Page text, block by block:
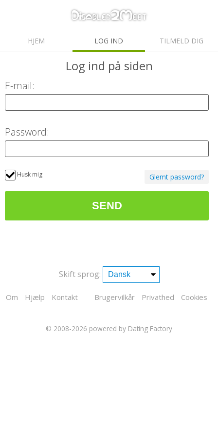
HJEM LOG IND TILMELD DIG
Log ind på siden
E-mail:
Password:
Husk mig Glemt password?
Skift sprog:
Om Hjælp Kontakt Brugervilkår Privathed Cookies
© 2008-2026 powered by Dating Factory